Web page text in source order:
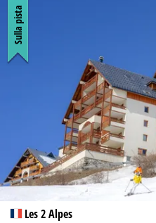
Les 2 Alpes
Sulla pista